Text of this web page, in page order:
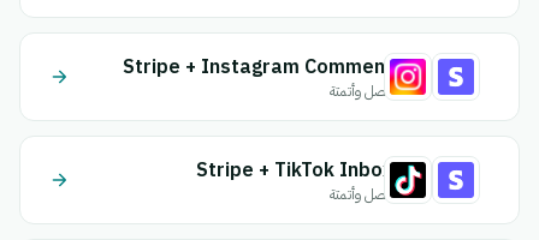
Stripe + Instagram Comment
اتصل وأتمتة
Stripe + TikTok Inbox
اتصل وأتمتة